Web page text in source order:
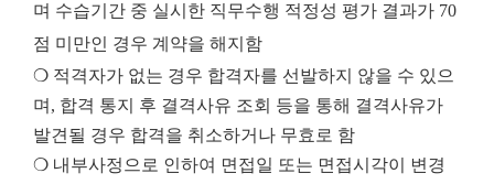
며 수습기간 중 실시한 직무수행 적정성 평가 결과가 70
점 미만인 경우 계약을 해지함
❍ 적격자가 없는 경우 합격자를 선발하지 않을 수 있으
며, 합격 통지 후 결격사유 조회 등을 통해 결격사유가
발견될 경우 합격을 취소하거나 무효로 함
❍ 내부사정으로 인하여 면접일 또는 면접시각이 변경